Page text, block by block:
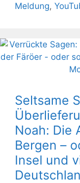
Meldung,
Seltsame
Noah: Die
Bergen –
Insel und